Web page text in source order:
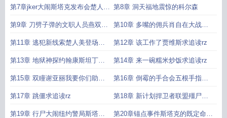
第7章jker大闹斯塔克发布会楚人美
的诅咒散播
第8章 洞天福地震惊的科尔森
第9章 刀劈子弹的文职人员燕双鹰
求追读
第10章 多嘴的佣兵肖自在大战任
我行
第11章 逃犯新线索楚人美登场求
追读rz
第12章 该工作了贾维斯求追读rz
第13章 地狱神探约翰康斯坦丁登
场求追读rz
第14章 来一碗糯米炒饭求追读rz
第15章 双瞳谢亚丽我要你们助我
成仙求追读rz
第16章 倒霉的手合会五根手指求
追读rz
第17章 跳僵求追读rz 第18章 新计划捍卫者联盟殭尸大
战吸血鬼
第19章 行尸大闹纽约警局斯塔克 第20章锚点事件斯塔克的既定命运